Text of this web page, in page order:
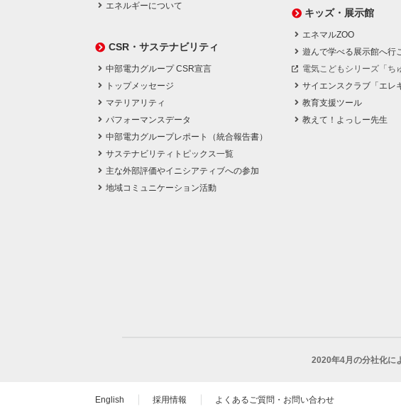
エネルギーについて
CSR・サステナビリティ
中部電力グループ CSR宣言
トップメッセージ
マテリアリティ
パフォーマンスデータ
中部電力グループレポート（統合報告書）
サステナビリティトピックス一覧
主な外部評価やイニシアティブへの参加
地域コミュニケーション活動
キッズ・展示館
エネマルZOO
遊んで学べる展示館へ行
電気こどもシリーズ「ち
サイエンスクラブ「エレ
教育支援ツール
教えて！よっしー先生
2020年4月の分社化に
English 採用情報 よくあるご質問・お問い合わせ